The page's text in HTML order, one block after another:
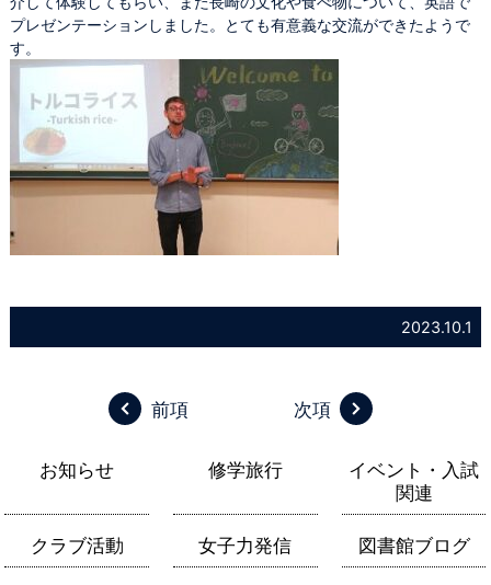
プレゼンテーションしました。とても有意義な交流ができたようで
す。
2023.10.1
前項 次項
お知らせ 修学旅行
イベント・入試
関連
クラブ活動 女子力発信 図書館ブログ